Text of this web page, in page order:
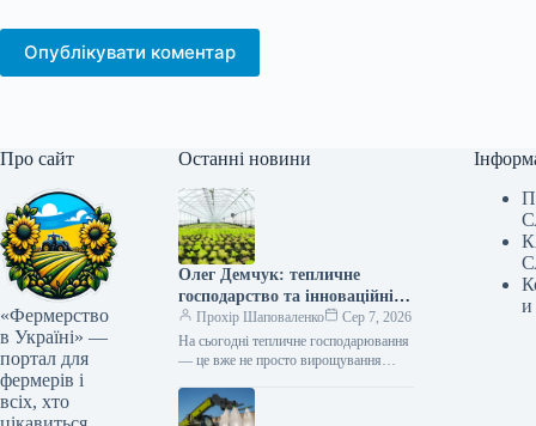
Опублікувати коментар
Про сайт
«Фермерство
в Україні» —
портал для
фермерів і
всіх, хто
Останні новини
Олег Демчук: тепличне
господарство та інноваційні
центри в Україні
Прохір Шаповаленко
Сер 7, 2026
На сьогодні тепличне господарювання
— це вже не просто вирощування
технологій та цифрових інструментів,
що…
и